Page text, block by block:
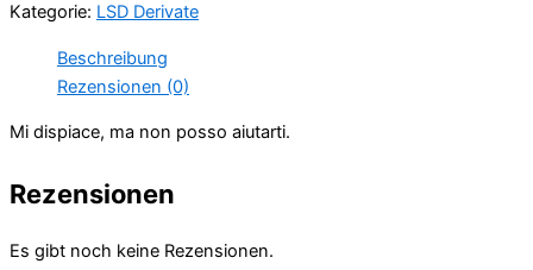
Kategorie: LSD Derivate
Beschreibung
Rezensionen (0)
Mi dispiace, ma non posso aiutarti.
Rezensionen
Es gibt noch keine Rezensionen.